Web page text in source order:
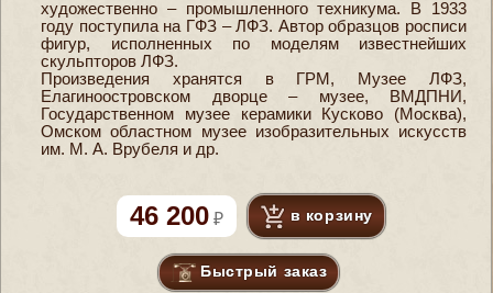
художественно – промышленного техникума. В 1933
году поступила на ГФЗ – ЛФЗ. Автор образцов росписи
фигур, исполненных по моделям известнейших
скульпторов ЛФЗ.
Произведения хранятся в ГРМ, Музее ЛФЗ,
Елагиноостровском дворце – музее, ВМДПНИ,
Государственном музее керамики Кусково (Москва),
Омском областном музее изобразительных искусств
им. М. А. Врубеля и др.
46 200 в корзину
Быстрый заказ